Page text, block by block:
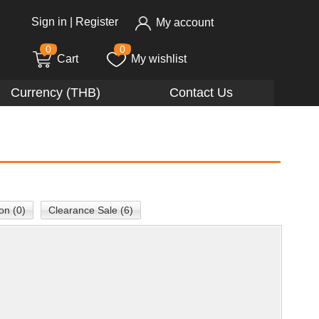
Sign in Register My account
0
Cart
0
My wishlist
Currency (THB) Contact Us
(0) Clearance Sale (6)